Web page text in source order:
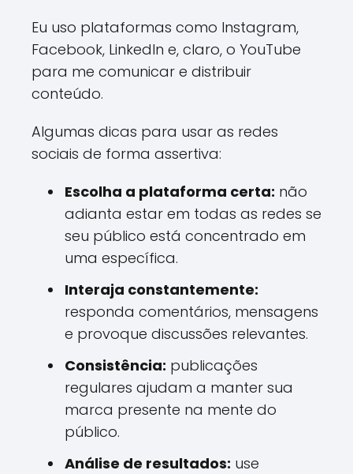
Eu uso plataformas como Instagram,
Facebook, LinkedIn e, claro, o YouTube
para me comunicar e distribuir
conteúdo.
Algumas dicas para usar as redes
sociais de forma assertiva:
Escolha a plataforma certa: não
adianta estar em todas as redes se
seu público está concentrado em
uma específica.
Interaja constantemente:
responda comentários, mensagens
e provoque discussões relevantes.
Consistência: publicações
regulares ajudam a manter sua
marca presente na mente do
público.
Análise de resultados: use